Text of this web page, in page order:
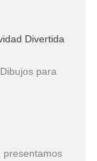
Divertida
para
presentamos